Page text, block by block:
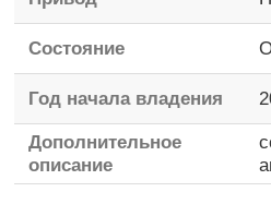
Состояние
Год начала владения
Дополнительное
описание